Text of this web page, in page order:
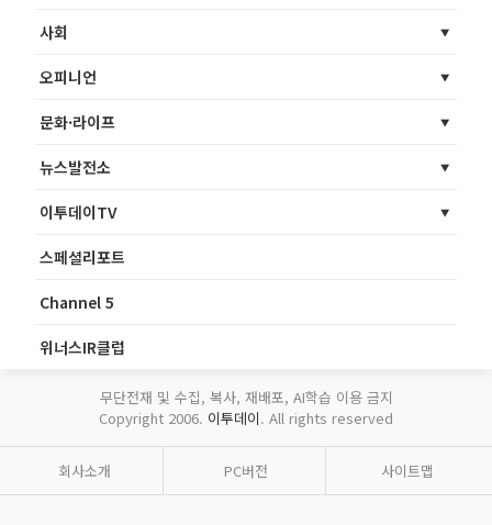
사회
오피니언
문화·라이프
뉴스발전소
이투데이TV
스페셜리포트
Channel 5
위너스IR클럽
무단전재 및 수집, 복사, 재배포, AI학습 이용 금지
Copyright 2006. 이투데이. All rights reserved
회사소개 PC버전 사이트맵